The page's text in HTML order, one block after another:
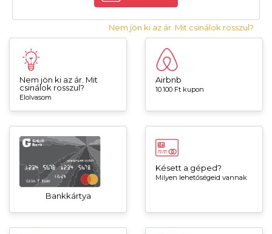
Nem jön ki az ár. Mit csinálok rosszul?
Nem jön ki az ár. Mit
csinálok rosszul?
Elolvasom
Airbnb
10.100 Ft kupon
Bankkártya
Késett a géped?
Milyen lehetőségeid vannak